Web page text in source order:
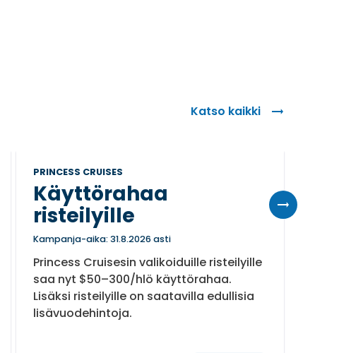
Katso kaikki
PRINCESS CRUISES
Käyttörahaa
risteilyille
Kampanja-aika: 31.8.2026 asti
Princess Cruisesin valikoiduille risteilyille
saa nyt $50–300/hlö käyttörahaa.
Lisäksi risteilyille on saatavilla edullisia
lisävuodehintoja.